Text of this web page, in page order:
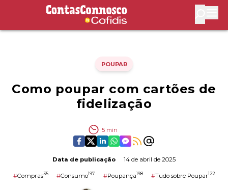
Contas Connosco by Cofidis
POUPAR
Como poupar com cartões de
fidelização
5 min
Data de publicação 14 de abril de 2025
#Compras35 #Consumo197 #Poupança198 #Tudo sobre Poupar122